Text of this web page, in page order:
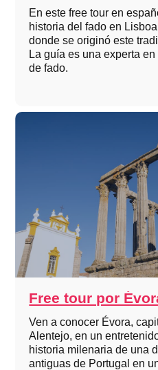
En este free tour en
historia del fado en
donde se originó este
La guía es una experta
de fado.
Free tour por
Ven a conocer Évora,
Alentejo, en un
historia milenaria de una
antiguas de Portugal en